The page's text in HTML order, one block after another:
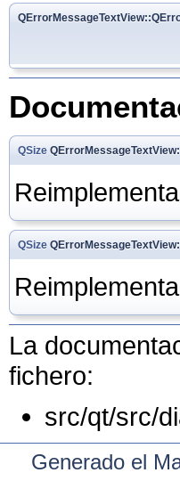
QSize
QSize
La
fichero:
src/qt/src/
Generado el